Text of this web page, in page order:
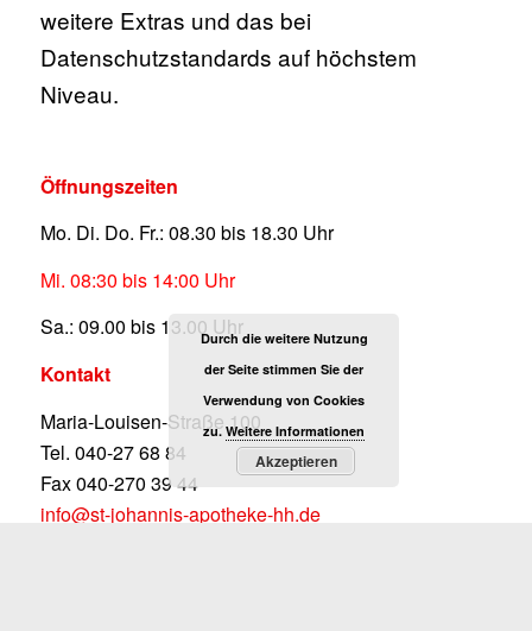
weitere Extras und das bei
Datenschutzstandards auf höchstem
Niveau.
Öffnungszeiten
Mo. Di. Do. Fr.: 08.30 bis 18.30 Uhr
Mi. 08:30 bis 14:00 Uhr
Sa.: 09.00 bis 13.00 Uhr
Kontakt
Maria-Louisen-Straße 100
Tel. 040-27 68 84
Fax 040-270 39 44
info@st-johannis-apotheke-hh.de
Durch die weitere Nutzung
der Seite stimmen Sie der
Verwendung von Cookies
zu.Weitere Informationen
Akzeptieren